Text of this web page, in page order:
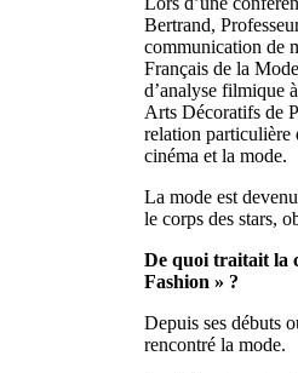
Bertrand,
communication de
Français de la
d’analyse filmique
Arts Décoratifs de
relation particulière
cinéma et la mode.
La mode est
le corps des stars,
De quoi traitait la
Fashion » ?
Depuis ses débuts
rencontré la mode.